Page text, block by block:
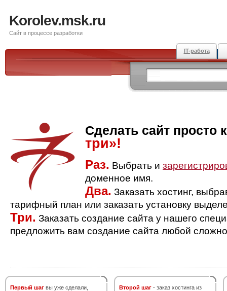
Korolev.msk.ru
Сайт в процессе разработки
IT-работа
Сделать сайт просто
три»!
Раз. Выбрать и
доменное имя.
Два. Заказать хостинг,
тарифный план или заказать установку
Три. Заказать создание сайта у нашего
предложить вам создание сайта любой
Первый шаг вы уже сделали,
Второй шаг - заказ хостинга из